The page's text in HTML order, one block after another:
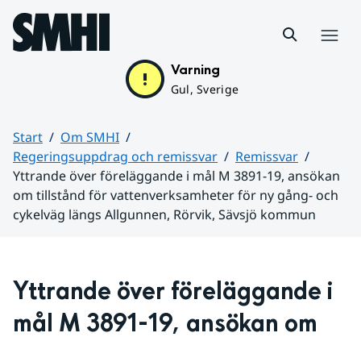
Hoppa till sidans innehåll
Varning
Gul, Sverige
Start
Om SMHI
Regeringsuppdrag och remissvar
Remissvar
Yttrande över föreläggande i mål M 3891-19, ansökan
om tillstånd för vattenverksamheter för ny gång- och
cykelväg längs Allgunnen, Rörvik, Sävsjö kommun
Yttrande över föreläggande i
mål M 3891-19, ansökan om